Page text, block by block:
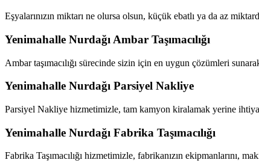
Eşyalarınızın miktarı ne olursa olsun, küçük ebatlı ya da az
Yenimahalle Nurdağı Ambar Taşımacılığı
Ambar taşımacılığı sürecinde sizin için en uygun çözümleri
Yenimahalle Nurdağı Parsiyel Nakliye
Parsiyel Nakliye hizmetimizle, tam kamyon kiralamak yerine
Yenimahalle Nurdağı Fabrika Taşımacılığı
Fabrika Taşımacılığı hizmetimizle, fabrikanızın ekipmanlarını,